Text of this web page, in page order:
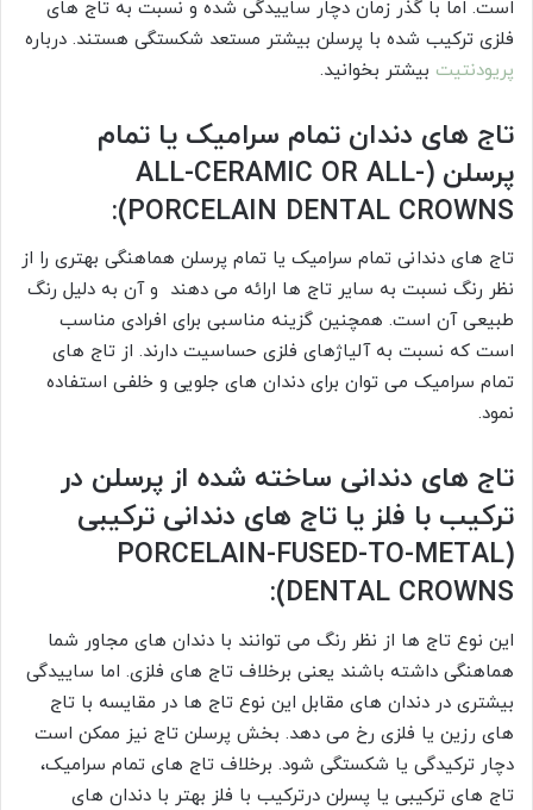
است. اما با گذر زمان دچار ساییدگی شده و نسبت به تاج های
فلزی ترکیب شده با پرسلن بیشتر مستعد شکستگی هستند. درباره
پریودنتیت بیشتر بخوانید.
تاج های دندان تمام سرامیک یا تمام
پرسلن (ALL-CERAMIC OR ALL-
PORCELAIN DENTAL CROWNS):
تاج های دندانی تمام سرامیک یا تمام پرسلن هماهنگی بهتری را از
نظر رنگ نسبت به سایر تاج ها ارائه می دهند و آن به دلیل رنگ
طبیعی آن است. همچنین گزینه مناسبی برای افرادی مناسب
است که نسبت به آلیاژهای فلزی حساسیت دارند. از تاج های
تمام سرامیک می توان برای دندان های جلویی و خلفی استفاده
نمود.
تاج های دندانی ساخته شده از پرسلن در
ترکیب با فلز یا تاج های دندانی ترکیبی
(PORCELAIN-FUSED-TO-METAL
DENTAL CROWNS):
این نوع تاج ها از نظر رنگ می توانند با دندان های مجاور شما
هماهنگی داشته باشند یعنی برخلاف تاج های فلزی. اما ساییدگی
بیشتری در دندان های مقابل این نوع تاج ها در مقایسه با تاج
های رزین یا فلزی رخ می دهد. بخش پرسلن تاج نیز ممکن است
دچار ترکیدگی یا شکستگی شود. برخلاف تاج های تمام سرامیک،
تاج های ترکیبی یا پسرلن درترکیب با فلز بهتر با دندان های